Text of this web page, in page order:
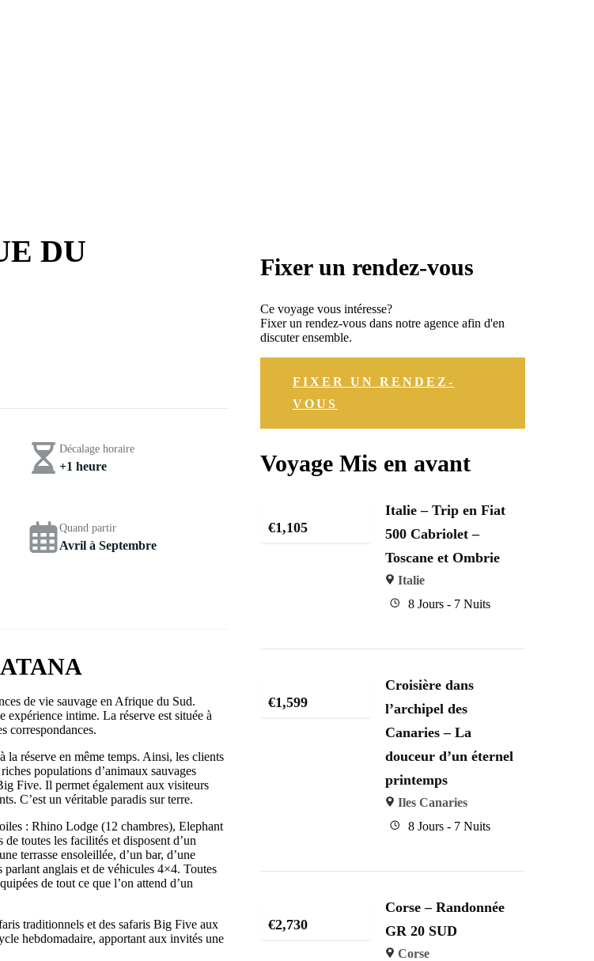
DU
Décalage horaire
+1 heure
Quand partir
Avril à Septembre
de vie sauvage en Afrique du Sud.
expérience intime. La réserve est située à
correspondances.
la réserve en même temps. Ainsi, les clients
populations d’animaux sauvages
Five. Il permet également aux visiteurs
C’est un véritable paradis sur terre.
: Rhino Lodge (12 chambres), Elephant
toutes les facilités et disposent d’un
terrasse ensoleillée, d’un bar, d’une
anglais et de véhicules 4×4. Toutes
de tout ce que l’on attend d’un
traditionnels et des safaris Big Five aux
hebdomadaire, apportant aux invités une
Fixer un rendez-vous
Ce voyage vous intéresse?
Fixer un rendez-vous dans notre agence afin d'en
discuter ensemble.
FIXER UN RENDEZ-
VOUS
Voyage Mis en avant
€1,105
Italie – Trip en Fiat
500 Cabriolet –
Toscane et Ombrie
Italie
8 Jours - 7 Nuits
€1,599
Croisière dans
l’archipel des
Canaries – La
douceur d’un éternel
printemps
Iles Canaries
8 Jours - 7 Nuits
€2,730
Corse – Randonnée
GR 20 SUD
Corse